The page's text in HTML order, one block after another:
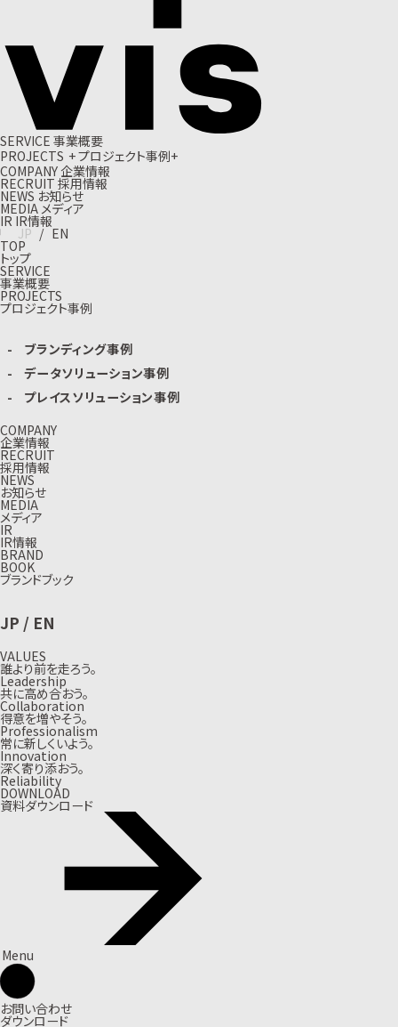
SERVICE 事業概要
PROJECTS +プロジェクト事例+
COMPANY企業情報
RECRUIT 採用情報
NEWS お知らせ
MEDIA メディア
IR IR情報
JP / EN
TOP
トップ
SERVICE
事業概要
PROJECTS
プロジェクト事例
ブランディング事例
データソリューション事例
プレイスソリューション事例
COMPANY
企業情報
RECRUIT
採用情報
NEWS
お知らせ
MEDIA
メディア
IR
IR情報
BRAND
BOOK
ブランドブック
JP / EN
VALUES
誰より前を走ろう。
Leadership
共に高め合おう。
Collaboration
得意を増やそう。
Professionalism
常に新しくいよう。
Innovation
深く寄り添おう。
Reliability
DOWNLOAD
資料ダウンロード
Menu
お問い合わせ
ダウンロード